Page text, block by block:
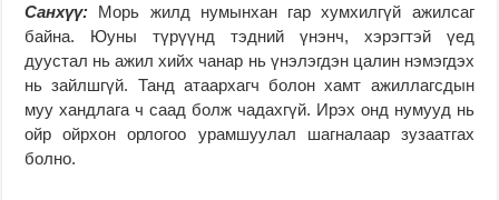
Санхүү: Морь жилд нумынхан гар хумхилгүй ажилсаг
байна. Юуны түрүүнд тэдний үнэнч, хэрэгтэй үед
дуустал нь ажил хийх чанар нь үнэлэгдэн цалин нэмэгдэх
нь зайлшгүй. Танд атаархагч болон хамт ажиллагсдын
муу хандлага ч саад болж чадахгүй. Ирэх онд нумууд нь
ойр ойрхон орлогоо урамшуулал шагналаар зузаатгах
болно.